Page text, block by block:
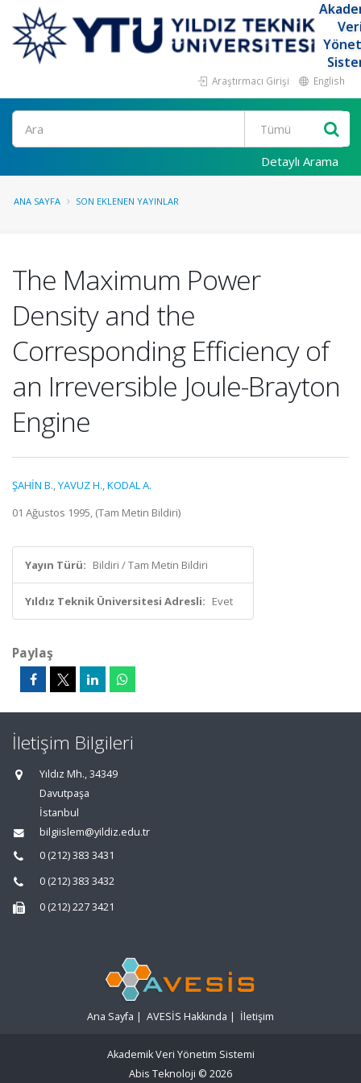
Araştırmacı Girişi English
Ara
Detaylı Arama
ANA SAYFA SON EKLENEN YAYINLAR
The Maximum Power
Density and the
Corresponding Efficiency of
an Irreversible Joule-Brayton
Engine
ŞAHİN B.,YAVUZ H.,KODAL A.
01 Ağustos 1995, (Tam Metin Bildiri)
Yayın Türü: Bildiri / Tam Metin Bildiri
Yıldız Teknik Üniversitesi Adresli: Evet
Paylaş
İletişim Bilgileri
Yıldız Mh., 34349
Davutpaşa
İstanbul
bilgiislem@yildiz.edu.tr
0 (212) 383 3431
0 (212) 383 3432
0 (212) 227 3421
Ana Sayfa | AVESİS Hakkında | İletişim
Akademik Veri Yönetim Sistemi
Abis Teknoloji © 2026